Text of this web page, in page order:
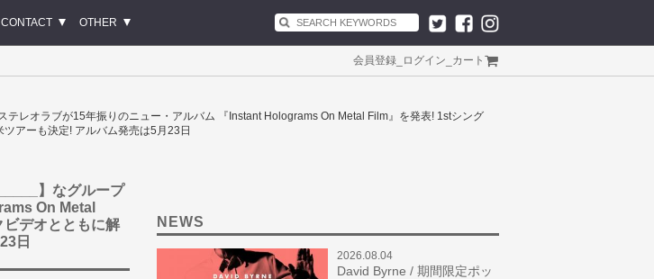
CONTACT OTHER
会員登録 ログイン カート
レオラブが15年振りのニュー・アルバム 『Instant Holograms On Metal Film』を発表! 1stシング
アーも決定! アルバム発売は5月23日
】なグループ
On Metal
デオとともに解
日
NEWS
2026.08.04
David Byrne / 期間限定ポッ